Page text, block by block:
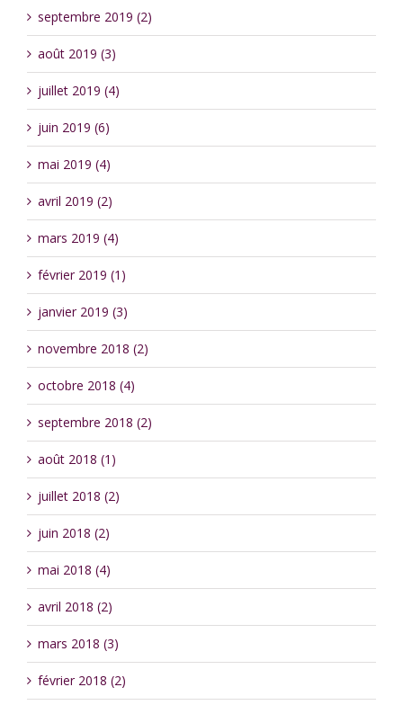
septembre 2019 (2)
août 2019 (3)
juillet 2019 (4)
juin 2019 (6)
mai 2019 (4)
avril 2019 (2)
mars 2019 (4)
février 2019 (1)
janvier 2019 (3)
novembre 2018 (2)
octobre 2018 (4)
septembre 2018 (2)
août 2018 (1)
juillet 2018 (2)
juin 2018 (2)
mai 2018 (4)
avril 2018 (2)
mars 2018 (3)
février 2018 (2)